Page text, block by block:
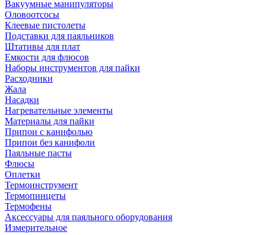
Вакуумные манипуляторы
Оловоотсосы
Клеевые пистолеты
Подставки для паяльников
Штативы для плат
Емкости для флюсов
Наборы инструментов для пайки
Расходники
Жала
Насадки
Нагревательные элементы
Материалы для пайки
Припои с канифолью
Припои без канифоли
Паяльные пасты
Флюсы
Оплетки
Термоинструмент
Термопинцеты
Термофены
Аксессуары для паяльного оборудования
Измерительное